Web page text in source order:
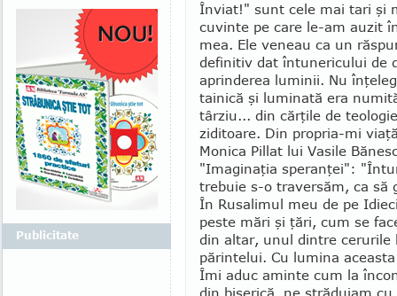
Înviat!" sunt cele mai tari şi
cuvinte pe care le-am auzit
mea. Ele veneau ca un
de­finitiv dat întunericului de
aprinderea luminii. Nu
tainică şi luminată era
târziu... din cărţile de
ziditoare. Din pro­pria-mi
Monica Pillat lui Vasile
"Imaginaţia speranţei":
trebuie s-o traversăm, ca să
În Rusalimul meu de pe
peste mări şi ţări, cum se
din altar, unul dintre cerurile
părintelui. Cu lumina
Îmi aduc aminte cum la
din bi­serică, ne străduiam
Publicitate